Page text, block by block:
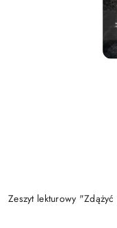
Zeszyt lekturowy